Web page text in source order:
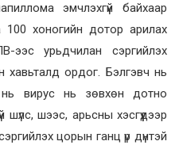
эмчлэхгүй байхаар
хоногийн дотор арилах
ээс урьдчилан сэргийлэх
хавьталд ордог. Бэлгэвч нь
нь вирус нь зөвхөн дотно
шүлс, шээс, арьсны хэсгүүдээр
цорын ганц үр дүнтэй